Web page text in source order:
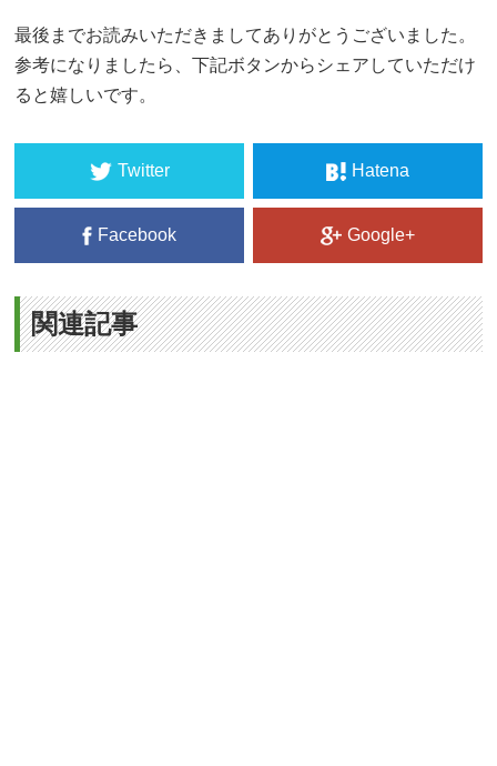
最後までお読みいただきましてありがとうございました。
参考になりましたら、下記ボタンからシェアしていただけ
ると嬉しいです。
Twitter Hatena
Facebook Google+
関連記事